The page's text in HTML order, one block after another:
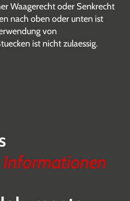
Waagerecht oder Senkrecht
nach oben oder unten ist
von
ist nicht zulaessig.
Informationen